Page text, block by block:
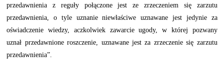
przedawnienia z reguły połączone jest ze zrzeczeniem się zarzutu
przedawnienia, o tyle uznanie niewłaściwe uznawane jest jedynie za
oświadczenie wiedzy, aczkolwiek zawarcie ugody, w której pozwany
uznał przedawnione roszczenie, uznawane jest za zrzeczenie się zarzutu
przedawnienia”.